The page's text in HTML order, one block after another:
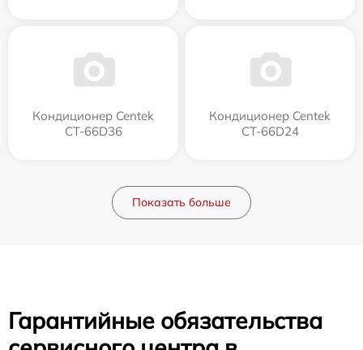
Кондиционер Centek
CT-66D36
Кондиционер Centek
CT-66D24
Показать больше
Гарантийные обязательства